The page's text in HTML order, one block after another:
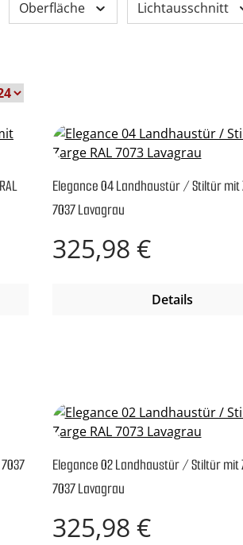
Oberfläche Lichtausschnitt
Elegance 04 Landhaustür / Stiltür mit
7037 Lavagrau
Regulärer Preis:
325,98 €
Details
Elegance 02 Landhaustür / Stiltür mit
7037 Lavagrau
Regulärer Preis:
325,98 €